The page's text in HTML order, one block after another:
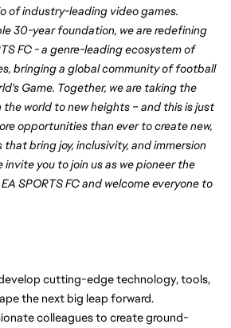
of industry-leading video games.
30-year foundation, we are redefining
FC - a genre-leading ecosystem of
bringing a global community of football
Game. Together, we are taking the
world to new heights – and this is just
opportunities than ever to create new,
bring joy, inclusivity, and immersion
invite you to join us as we pioneer the
SPORTS FC and welcome everyone to
cutting-edge technology, tools,
the next big leap forward.
colleagues to create ground-